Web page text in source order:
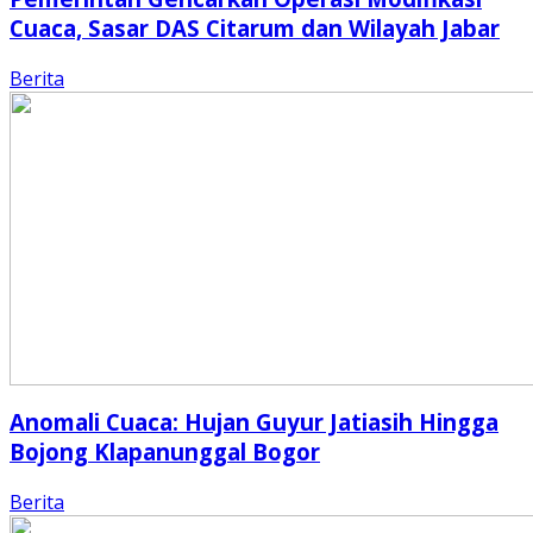
Cuaca, Sasar DAS Citarum dan Wilayah Jabar
Berita
Anomali Cuaca: Hujan Guyur Jatiasih Hingga
Bojong Klapanunggal Bogor
Berita